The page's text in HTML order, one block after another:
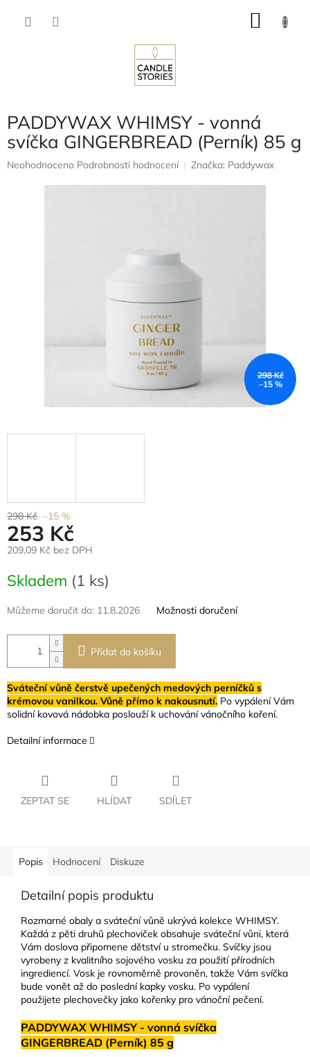
PADDYWAX WHIMSY - vonná
svíčka GINGERBREAD (Perník) 85 g
Průměrné
Neohodnoceno Podrobnosti hodnocení Značka: Paddywax
298 Kč
–15 %
298 Kč –15 %
253 Kč
209,09 Kč bez DPH
cena:
Skladem (1 ks)
Můžeme doručit do: 11.8.2026 Možnosti doručení
Přidat do košíku
Sváteční vůně čerstvě upečených medových perníčků s
krémovou vanilkou. Vůně přímo k nakousnutí. Po vypálení Vám
solidní kovová nádobka poslouží k uchování vánočního koření.
Detailní informace
ZEPTAT SE HLÍDAT SDÍLET
Popis Hodnocení Diskuze
Detailní popis produktu
Rozmarné obaly a sváteční vůně ukrývá kolekce WHIMSY.
Každá z pěti druhů plechoviček obsahuje sváteční vůni, která
Vám doslova připomene dětství u stromečku. Svíčky jsou
vyrobeny z kvalitního sojového vosku za použití přírodních
ingrediencí. Vosk je rovnoměrně provoněn, takže Vám svíčka
bude vonět až do poslední kapky vosku. Po vypálení
použijete plechovečky jako kořenky pro vánoční pečení.
PADDYWAX WHIMSY - vonná svíčka
GINGERBREAD (Perník) 85 g